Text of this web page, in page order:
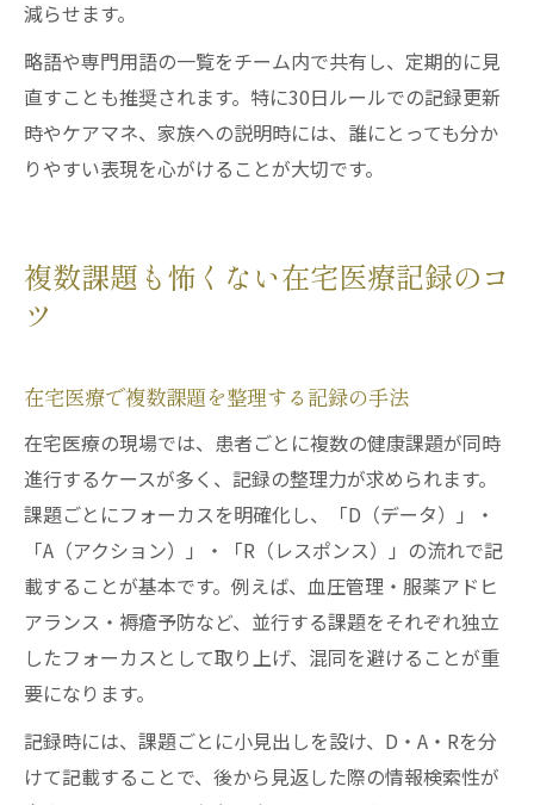
減らせます。
略語や専門用語の一覧をチーム内で共有し、定期的に見
直すことも推奨されます。特に30日ルールでの記録更新
時やケアマネ、家族への説明時には、誰にとっても分か
りやすい表現を心がけることが大切です。
複数課題も怖くない在宅医療記録のコ
ツ
在宅医療で複数課題を整理する記録の手法
在宅医療の現場では、患者ごとに複数の健康課題が同時
進行するケースが多く、記録の整理力が求められます。
課題ごとにフォーカスを明確化し、「D（データ）」・
「A（アクション）」・「R（レスポンス）」の流れで記
載することが基本です。例えば、血圧管理・服薬アドヒ
アランス・褥瘡予防など、並行する課題をそれぞれ独立
したフォーカスとして取り上げ、混同を避けることが重
要になります。
記録時には、課題ごとに小見出しを設け、D・A・Rを分
けて記載することで、後から見返した際の情報検索性が